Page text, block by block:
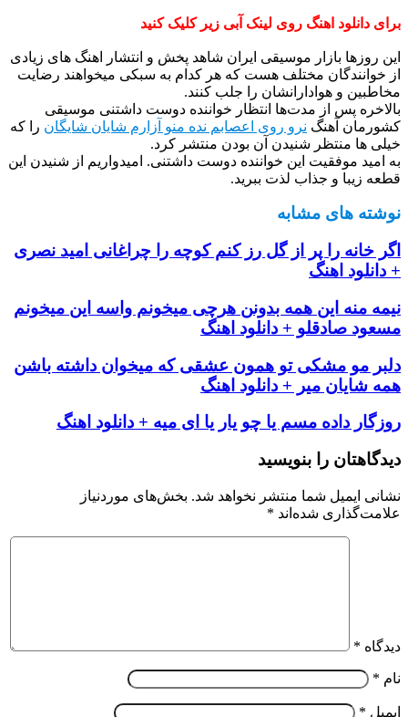
برای دانلود اهنگ روی لینک آبی زیر کلیک کنید
این روزها بازار موسیقی ایران شاهد پخش و انتشار اهنگ های زیادی
از خوانندگان مختلف هست که هر کدام به سبکی میخواهند رضایت
مخاطبین و هوادارانشان را جلب کنند.
بالاخره پس از مدت‌ها انتظار خواننده دوست داشتنی موسیقی
کشورمان آهنگ نرو روی اعصابم نده منو آزارم شایان شایگان را که
خیلی ها منتظر شنیدن آن بودن منتشر کرد.
به امید موفقیت این خواننده دوست داشتنی. امیدواریم از شنیدن این
قطعه زیبا و جذاب لذت ببرید.
نوشته های مشابه
اگر خانه را پر از گل رز کنم کوچه را چراغانی امید نصری
+ دانلود اهنگ
نیمه منه این همه بدونن هرچی میخونم واسه این میخونم
مسعود صادقلو + دانلود اهنگ
دلبر مو مشکی تو همون عشقی که میخوان داشته باشن
همه شایان میر + دانلود اهنگ
روزگار داده مسم یا چو یار یا ای میه + دانلود اهنگ
دیدگاهتان را بنویسید
نشانی ایمیل شما منتشر نخواهد شد. بخش‌های موردنیاز
علامت‌گذاری شده‌اند *
دیدگاه *
نام *
ایمیل *